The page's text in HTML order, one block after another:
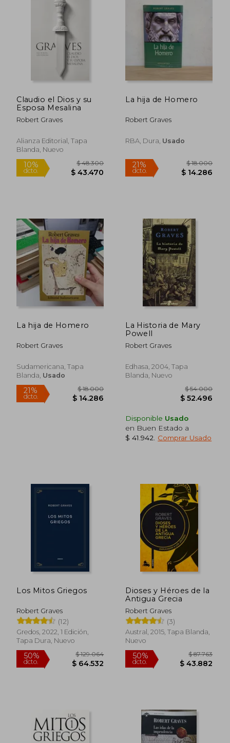
29%
dcto.
$ 150.000
$ 107.143
$
$
Claudio el Dios y su
Esposa Mesalina
Robert Graves
Alianza Editorial, Tapa
Blanda, Nuevo
La hija de Homero
Robert Graves
RBA, Dura, Usado
La hija de Homero
Robert Graves
Sudamericana, Tapa
Blanda, Usado
21%
dcto.
$ 18.000
$ 14.286
La Historia de Mary
Powell
Robert Graves
Edhasa, 2004, Tapa
Blanda, Nuevo
Disponible Usado
en Buen Estado a
$ 41.942
Comprar Usado
Los Mitos Griegos
Robert Graves
(12)
Gredos, 2022, 1 Edición,
Tapa Dura, Nuevo
Dioses y Héroes de la
Antigua Grecia
Robert Graves
(3)
Austral, 2015, Tapa Blanda,
Nuevo